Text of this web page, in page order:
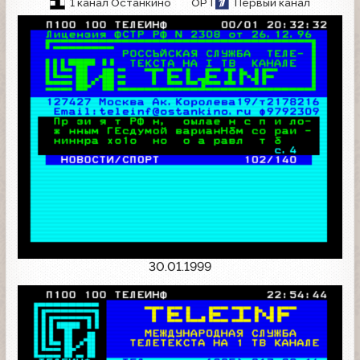
1 канал Останкино ОРТ Первый канал
30.01.1999